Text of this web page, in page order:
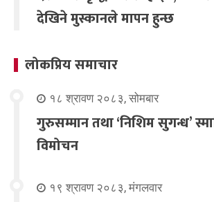
देखिने मुस्कानले मापन हुन्छ
लोकप्रिय समाचार
१८ श्रावण २०८३, सोमबार
गुरुसम्मान तथा ‘निशिम सुगन्ध’
विमोचन
१९ श्रावण २०८३, मंगलवार